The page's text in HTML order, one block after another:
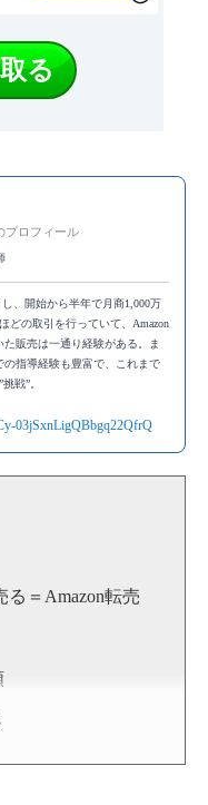
る
プロフィール
、開始から半年で月商1,000万
どの取引を行っていて、Amazon
販売は一通り経験がある。ま
指導経験も豊富で、これまで
戦”。
03jSxnLigQBbgq22QfrQ
る＝Amazon転売